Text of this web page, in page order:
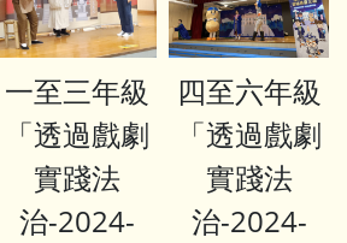
一至三年級
「透過戲劇
實踐法
治-2024-
四至六年級
「透過戲劇
實踐法
治-2024-